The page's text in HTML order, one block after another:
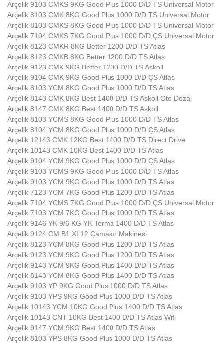
Arçelik 9103 CMKS 9KG Good Plus 1000 D/D TS Universal Motor
Arçelik 8103 CMK 8KG Good Plus 1000 D/D TS Universal Motor
Arçelik 8103 CMKS 8KG Good Plus 1000 D/D TS Universal Motor
Arçelik 7104 CMKS 7KG Good Plus 1000 D/D ÇS Universal Motor
Arçelik 8123 CMKR 8KG Better 1200 D/D TS Atlas
Arçelik 8123 CMKB 8KG Better 1200 D/D TS Atlas
Arçelik 9123 CMK 9KG Better 1200 D/D TS Askoll
Arçelik 9104 CMK 9KG Good Plus 1000 D/D ÇS Atlas
Arçelik 8103 YCM 8KG Good Plus 1000 D/D TS Atlas
Arçelik 8143 CMK 8KG Best 1400 D/D TS Askoll Oto Dozaj
Arçelik 8147 CMK 8KG Best 1400 D/D TS Askoll
Arçelik 8103 YCMS 8KG Good Plus 1000 D/D TS Atlas
Arçelik 8104 YCM 8KG Good Plus 1000 D/D ÇS Atlas
Arçelik 12143 CMK 12KG Best 1400 D/D TS Direct Drive
Arçelik 10143 CMK 10KG Best 1400 D/D TS Atlas
Arçelik 9104 YCM 9KG Good Plus 1000 D/D ÇS Atlas
Arçelik 9103 YCMS 9KG Good Plus 1000 D/D TS Atlas
Arçelik 9103 YCM 9KG Good Plus 1000 D/D TS Atlas
Arçelik 7123 YCM 7KG Good Plus 1200 D/D TS Atlas
Arçelik 7104 YCMS 7KG Good Plus 1000 D/D ÇS Universal Motor
Arçelik 7103 YCM 7KG Good Plus 1000 D/D TS Atlas
Arçelik 9146 YK 9/6 KG YK Terma 1400 D/D TS Atlas
Arçelik 9124 CM B1 XL12 Çamaşır Makinesi
Arçelik 8123 YCM 8KG Good Plus 1200 D/D TS Atlas
Arçelik 9123 YCM 9KG Good Plus 1200 D/D TS Atlas
Arçelik 9143 YCM 9KG Good Plus 1400 D/D TS Atlas
Arçelik 8143 YCM 8KG Good Plus 1400 D/D TS Atlas
Arçelik 9103 YP 9KG Good Plus 1000 D/D TS Atlas
Arçelik 9103 YPS 9KG Good Plus 1000 D/D TS Atlas
Arçelik 10143 YCM 10KG Good Plus 1400 D/D TS Atlas
Arçelik 10143 CNT 10KG Best 1400 D/D TS Atlas Wifi
Arçelik 9147 YCM 9KG Best 1400 D/D TS Atlas
Arçelik 8103 YPS 8KG Good Plus 1000 D/D TS Atlas